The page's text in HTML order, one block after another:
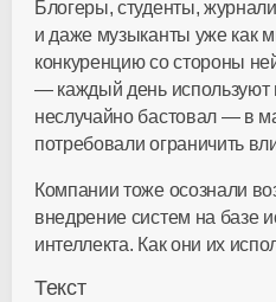
Блогеры, студенты,
и даже музыканты уже как
конкуренцию со стороны
— каждый день используют
неслучайно бастовал — в
потребовали ограничить
Компании тоже осознали
внедрение систем на базе
интеллекта. Как они их
Текст